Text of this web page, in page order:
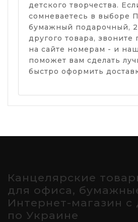
детского творчества.
сомневаетесь в выборе
бумажный подарочный,
другого товара, звоните
на сайте номерам - и
поможет вам сделать
быстро оформить
Канцелярские
для офиса,
Интернет-магазин с
по Украине